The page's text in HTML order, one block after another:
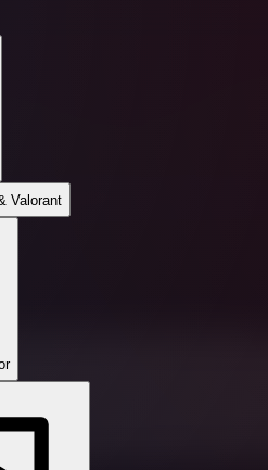
Valorant
für Spielerinnen im ROA-Verein.